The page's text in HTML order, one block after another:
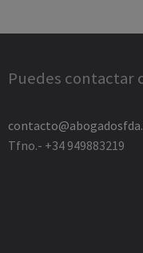
Puedes contactar
Tfno.- +34 949883219